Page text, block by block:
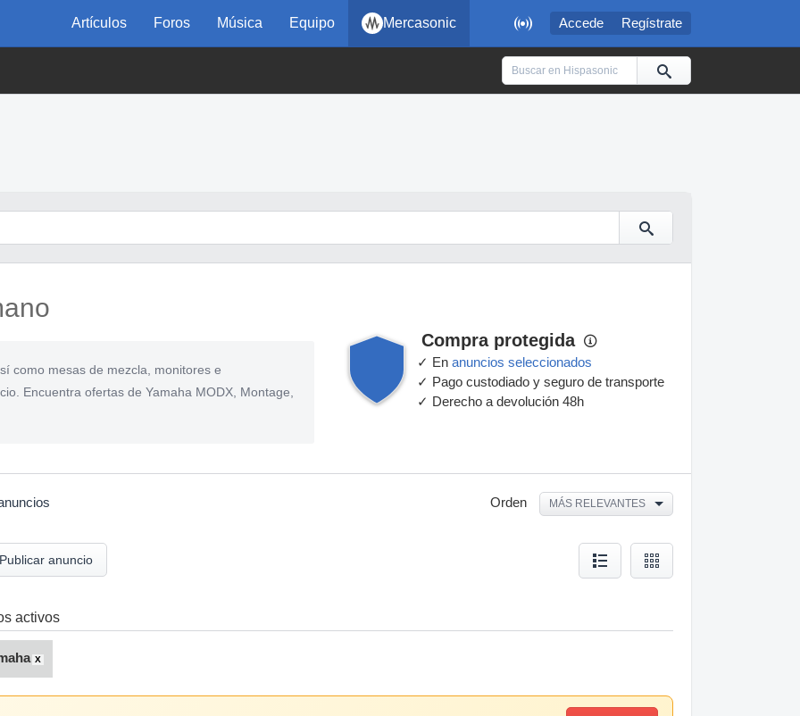
 Accede Regístrate
Artículos Foros Música Equipo Mercasonic
como mesas de mezcla, monitores e
Encuentra ofertas de Yamaha MODX, Montage,
Compra protegida
✓ En anuncios seleccionados
✓ Pago custodiado y seguro de transporte
✓ Derecho a devolución 48h
Orden MÁS RELEVANTES
Publicar anuncio
activos
X